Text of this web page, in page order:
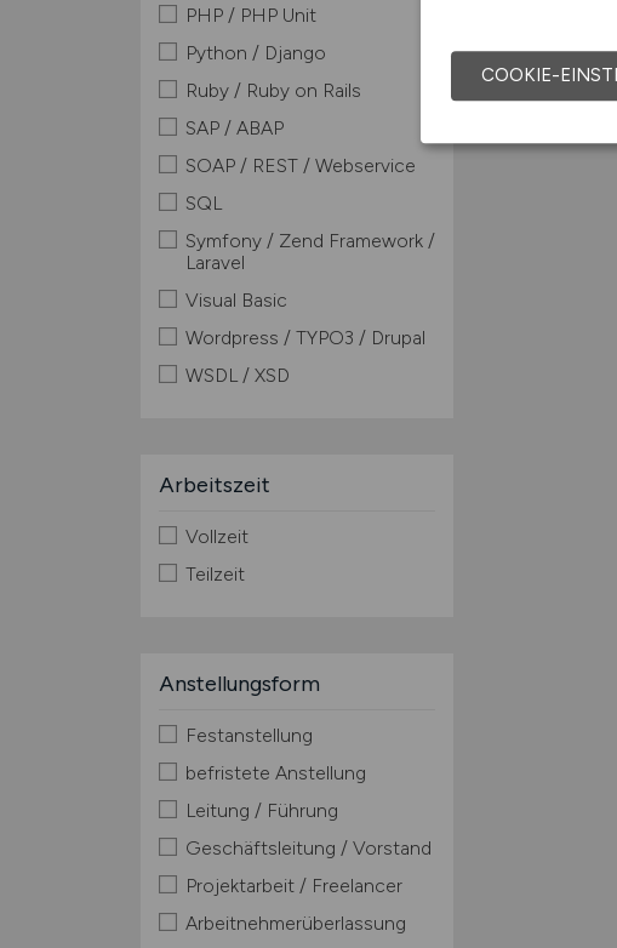
PHP / PHP Unit
Python / Django
Ruby / Ruby on Rails
SAP / ABAP
SOAP / REST / Webservice
SQL
Symfony / Zend Framework /
Laravel
Visual Basic
Wordpress / TYPO3 / Drupal
WSDL / XSD
Arbeitszeit
Vollzeit
Teilzeit
Anstellungsform
Festanstellung
befristete Anstellung
Leitung / Führung
Geschäftsleitung / Vorstand
Projektarbeit / Freelancer
Arbeitnehmerüberlassung
COOKIE-